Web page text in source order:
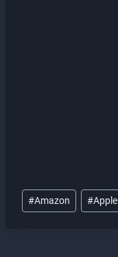
Étiquettes
de
#Amazon #